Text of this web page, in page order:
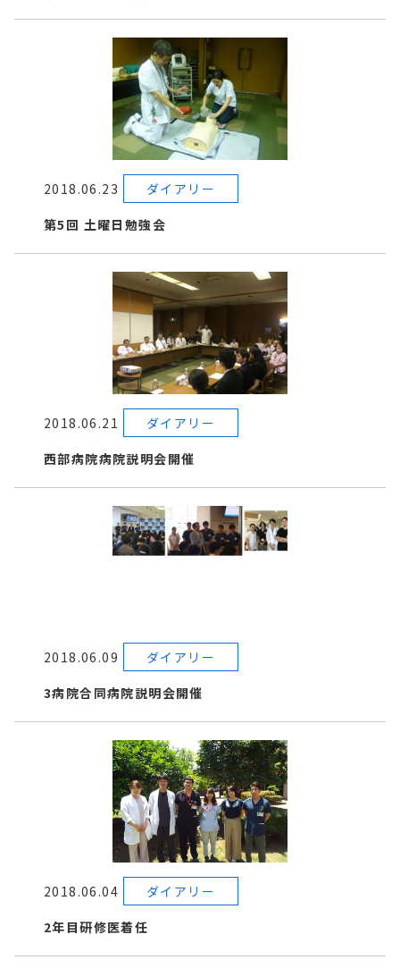
2018.06.23
ダイアリー
第5回 土曜日勉強会
2018.06.21
ダイアリー
西部病院病院説明会開催
2018.06.09
ダイアリー
3病院合同病院説明会開催
2018.06.04
ダイアリー
2年目研修医着任